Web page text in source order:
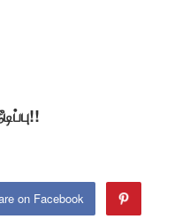
on Facebook